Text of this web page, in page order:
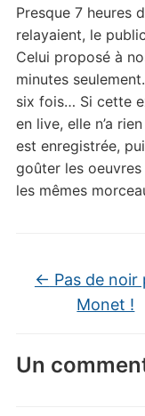
Presque 7 heures
relayaient, le
Celui proposé à
minutes
six fois… Si cette
en live, elle n’a
est enregistrée,
goûter les
les mêmes
← Pas de noir
Monet !
Un